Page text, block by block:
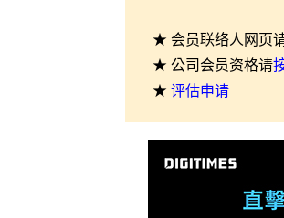
★ 会员联络人网页
★ 公司会员资格请
★ 评估申请